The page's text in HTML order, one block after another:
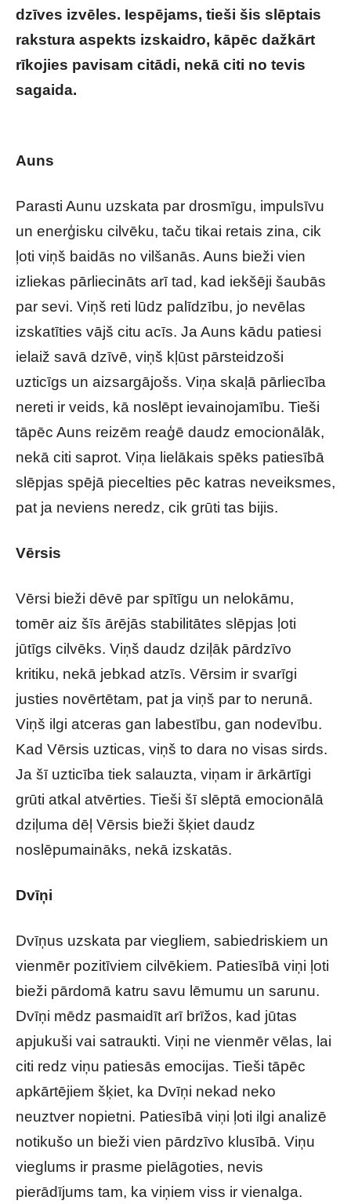
dzīves izvēles. Iespējams, tieši šis slēptais
rakstura aspekts izskaidro, kāpēc dažkārt
rīkojies pavisam citādi, nekā citi no tevis
sagaida.
Auns
Parasti Aunu uzskata par drosmīgu, impulsīvu
un enerģisku cilvēku, taču tikai retais zina, cik
ļoti viņš baidās no vilšanās. Auns bieži vien
izliekas pārliecināts arī tad, kad iekšēji šaubās
par sevi. Viņš reti lūdz palīdzību, jo nevēlas
izskatīties vājš citu acīs. Ja Auns kādu patiesi
ielaiž savā dzīvē, viņš kļūst pārsteidzoši
uzticīgs un aizsargājošs. Viņa skaļā pārliecība
nereti ir veids, kā noslēpt ievainojamību. Tieši
tāpēc Auns reizēm reaģē daudz emocionālāk,
nekā citi saprot. Viņa lielākais spēks patiesībā
slēpjas spējā piecelties pēc katras neveiksmes,
pat ja neviens neredz, cik grūti tas bijis.
Vērsis
Vērsi bieži dēvē par spītīgu un nelokāmu,
tomēr aiz šīs ārējās stabilitātes slēpjas ļoti
jūtīgs cilvēks. Viņš daudz dziļāk pārdzīvo
kritiku, nekā jebkad atzīs. Vērsim ir svarīgi
justies novērtētam, pat ja viņš par to nerunā.
Viņš ilgi atceras gan labestību, gan nodevību.
Kad Vērsis uzticas, viņš to dara no visas sirds.
Ja šī uzticība tiek salauzta, viņam ir ārkārtīgi
grūti atkal atvērties. Tieši šī slēptā emocionālā
dziļuma dēļ Vērsis bieži šķiet daudz
noslēpumaināks, nekā izskatās.
Dvīņi
Dvīņus uzskata par viegliem, sabiedriskiem un
vienmēr pozitīviem cilvēkiem. Patiesībā viņi ļoti
bieži pārdomā katru savu lēmumu un sarunu.
Dvīņi mēdz pasmaidīt arī brīžos, kad jūtas
apjukuši vai satraukti. Viņi ne vienmēr vēlas, lai
citi redz viņu patiesās emocijas. Tieši tāpēc
apkārtējiem šķiet, ka Dvīņi nekad neko
neuztver nopietni. Patiesībā viņi ļoti ilgi analizē
notikušo un bieži vien pārdzīvo klusībā. Viņu
vieglums ir prasme pielāgoties, nevis
pierādījums tam, ka viņiem viss ir vienalga.